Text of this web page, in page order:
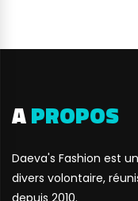
APROPOS
Daeva's Fashion est
divers volontaire,
depuis 2010.